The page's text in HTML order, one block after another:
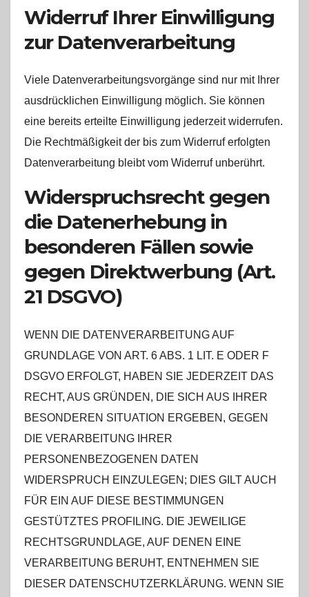
Widerruf Ihrer Einwilligung
zur Datenverarbeitung
Viele Datenverarbeitungsvorgänge sind nur mit Ihrer
ausdrücklichen Einwilligung möglich. Sie können
eine bereits erteilte Einwilligung jederzeit widerrufen.
Die Rechtmäßigkeit der bis zum Widerruf erfolgten
Datenverarbeitung bleibt vom Widerruf unberührt.
Widerspruchsrecht gegen
die Datenerhebung in
besonderen Fällen sowie
gegen Direktwerbung (Art.
21 DSGVO)
WENN DIE DATENVERARBEITUNG AUF
GRUNDLAGE VON ART. 6 ABS. 1 LIT. E ODER F
DSGVO ERFOLGT, HABEN SIE JEDERZEIT DAS
RECHT, AUS GRÜNDEN, DIE SICH AUS IHRER
BESONDEREN SITUATION ERGEBEN, GEGEN
DIE VERARBEITUNG IHRER
PERSONENBEZOGENEN DATEN
WIDERSPRUCH EINZULEGEN; DIES GILT AUCH
FÜR EIN AUF DIESE BESTIMMUNGEN
GESTÜTZTES PROFILING. DIE JEWEILIGE
RECHTSGRUNDLAGE, AUF DENEN EINE
VERARBEITUNG BERUHT, ENTNEHMEN SIE
DIESER DATENSCHUTZERKLÄRUNG. WENN SIE